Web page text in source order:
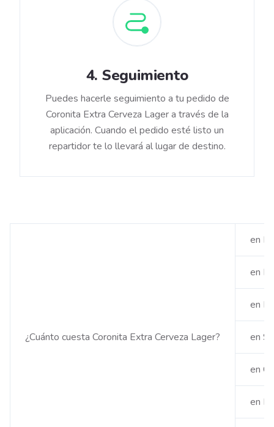
4. Seguimiento
Puedes hacerle seguimiento a tu pedido de
Coronita Extra Cerveza Lager a través de la
aplicación. Cuando el pedido esté listo un
repartidor te lo llevará al lugar de destino.
¿Cuánto cuesta Coronita Extra Cerveza Lager?
en
en
en
en
en
en